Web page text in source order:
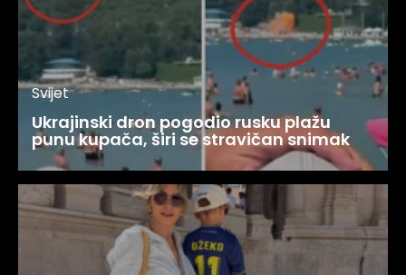
Svijet
Ukrajinski dron pogodio rusku plažu
punu kupača, širi se stravičan snimak